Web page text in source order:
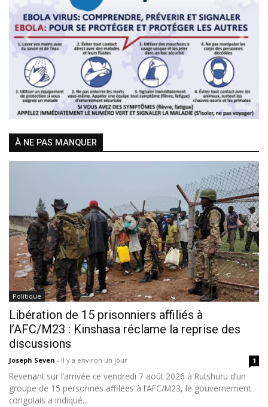
Previous Next
À NE PAS MANQUER
Politique
Libération de 15 prisonniers affiliés à
l’AFC/M23 : Kinshasa réclame la reprise des
discussions
Joseph Seven - Il y a environ un jour 1
Revenant sur l’arrivée ce vendredi 7 août 2026 à Rutshuru d’un
groupe de 15 personnes affilées à l’AFC/M23, le gouvernement
congolais a indiqué...